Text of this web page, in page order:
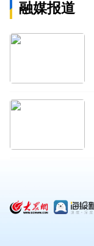
融媒报道